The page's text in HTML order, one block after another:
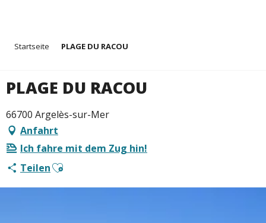
principal
Startseite PLAGE DU RACOU
PLAGE DU RACOU
66700 Argelès-sur-Mer
Anfahrt
Ich fahre mit dem Zug hin!
TeilenAjouter aux favoris